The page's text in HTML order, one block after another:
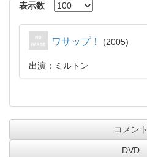
表示数
ワサップ！ 2005
出演：ミルトン
コメント
DVD